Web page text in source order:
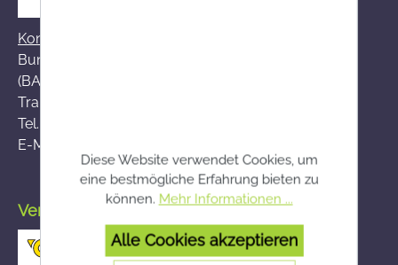
Kontakt zum BASG
Bundesamt für Sicherheit im Gesundheitswesen
(BASG), AGES-Medizinmarktaufsicht (AGES MEA)
Traisengasse 5, A-1200 Wien
Tel.:
E-Mail:
Versand durch die österreichische Post
Diese Website verwendet Cookies, um
eine bestmögliche Erfahrung bieten zu
können. Mehr Informationen ...
Alle Cookies akzeptieren